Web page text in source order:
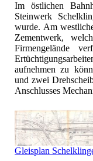
Im östlichen
Steinwerk
wurde. Am
Zementwerk,
Firmengelände
aufnehmen zu
und zwei
Anschlusses
Gleisplan